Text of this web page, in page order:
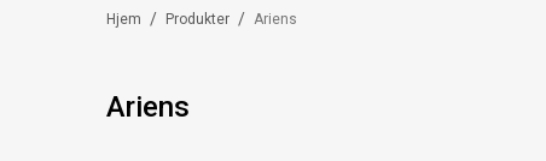
/
Hjem /
Produkter Ariens
Ariens